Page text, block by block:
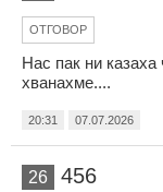
ОТГОВОР
Нас пак ни
хванахме....
20:31 07.07.2026
26 456